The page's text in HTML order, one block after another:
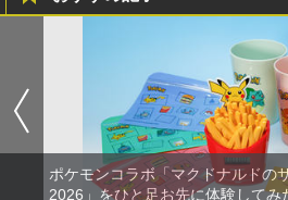
ポケモンコラボ「マクドナルドの
2026」をひと足お先に体験してみ